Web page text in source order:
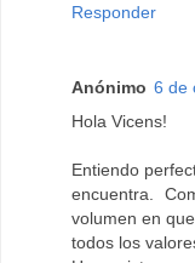
Responder
Anónimo 6 de
Hola Vicens!
Entiendo
encuentra.
volumen en
todos los